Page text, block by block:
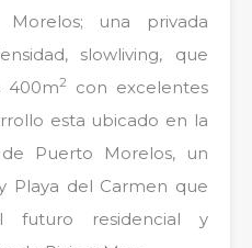
una privada
slowliving, que
400m2
con excelentes
esta ubicado en la
Puerto Morelos, un
Playa del Carmen que
residencial y